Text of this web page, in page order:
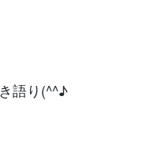
語り(^^♪